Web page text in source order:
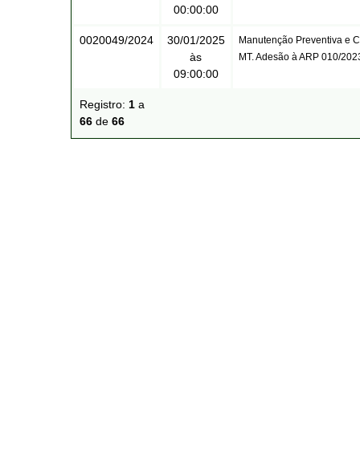
00:00:00
0020049/2024
30/01/2025
às
09:00:00
Manutenção Preventiva e
MT. Adesão à ARP 010/
Registro: 1a
66de 66